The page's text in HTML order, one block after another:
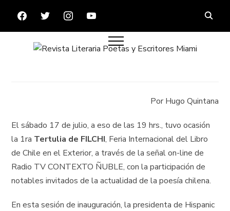
FACEBOOKTWITTERINSTAGRAMYOUTUBE
Por Hugo Quintana
El sábado 17 de julio, a eso de las 19 hrs., tuvo ocasión
la 1ra Tertulia de FILCHI, Feria Internacional del Libro
de Chile en el Exterior, a través de la señal on-line de
Radio TV CONTEXTO ÑUBLE, con la participación de
notables invitados de la actualidad de la poesía chilena.
En esta sesión de inauguración, la presidenta de Hispanic